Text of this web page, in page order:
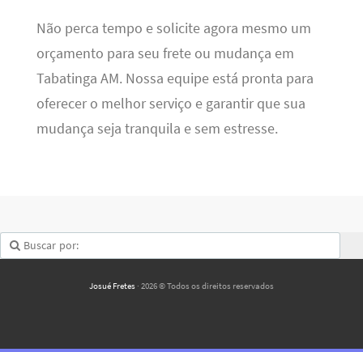
Não perca tempo e solicite agora mesmo um
orçamento para seu frete ou mudança em
Tabatinga AM. Nossa equipe está pronta para
oferecer o melhor serviço e garantir que sua
mudança seja tranquila e sem estresse.
Josué Fretes · 2026 © Todos os direitos reservados